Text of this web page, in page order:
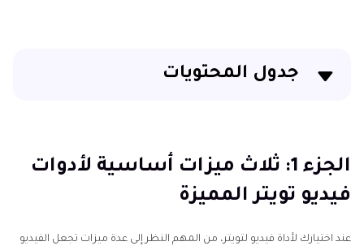
جدول المحتويات
الجزء 2: أفضل 4 أدوات لتحويل وتحرير فيديوهات تويتر
الجزء 3: كيفية تحسين الفيديوهات لتويتر
الجزء 4: الأسئلة الشائعة حول أدوات فيديو تويتر
الجزء 1: ثلاث ميزات أساسية لأدوات
فيديو تويتر المميزة
عند اختيارك لأداة فيديو لتويتر، من المهم النظر إلى عدة ميزات تجعل الفيديو